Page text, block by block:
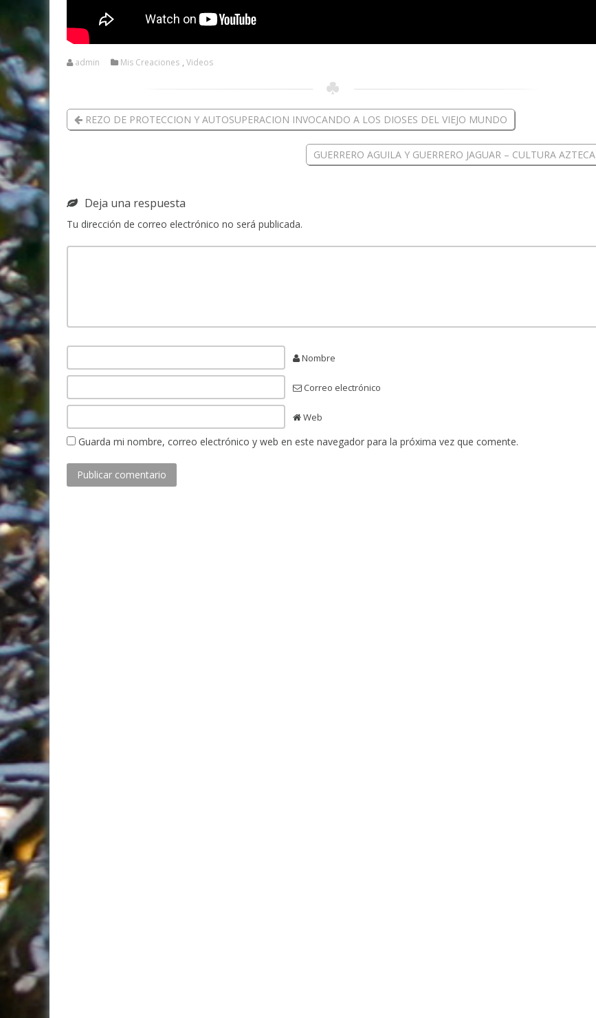
admin Mis Creaciones , Videos
REZO DE PROTECCION Y AUTOSUPERACION INVOCANDO A LOS DIOSES DEL VIEJO MUNDO
GUERRERO AGUILA Y GUERRERO JAGUAR – CULTURA AZTECA
Deja una respuesta
Tu dirección de correo electrónico no será publicada.
Nombre
Correo electrónico
Web
Guarda mi nombre, correo electrónico y web en este navegador para la próxima vez que comente.